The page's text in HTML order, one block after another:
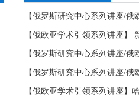
【俄罗斯研究中心系列讲座/
【俄欧亚学术引领系列讲座】
【俄罗斯研究中心系列讲座/
【俄罗斯研究中心系列讲座/
【俄欧亚学术引领系列讲座】